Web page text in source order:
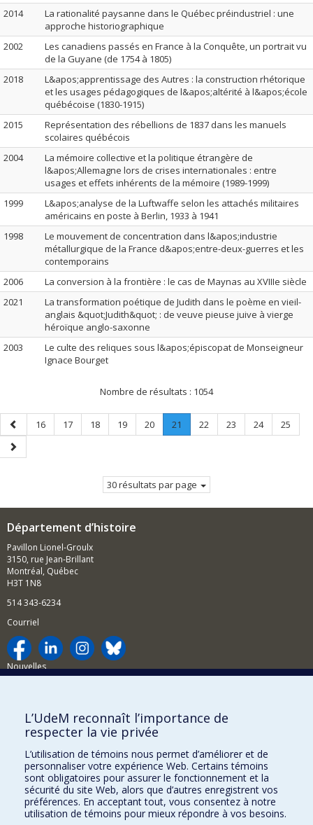
2014
La rationalité paysanne dans le Québec préindustriel : une
approche historiographique
2002
Les canadiens passés en France à la Conquête, un portrait vu
de la Guyane (de 1754 à 1805)
2018
L&apos;apprentissage des Autres : la construction rhétorique
et les usages pédagogiques de l&apos;altérité à l&apos;école
québécoise (1830-1915)
2015
Représentation des rébellions de 1837 dans les manuels
scolaires québécois
2004
La mémoire collective et la politique étrangère de
l&apos;Allemagne lors de crises internationales : entre
usages et effets inhérents de la mémoire (1989-1999)
1999
L&apos;analyse de la Luftwaffe selon les attachés militaires
américains en poste à Berlin, 1933 à 1941
1998
Le mouvement de concentration dans l&apos;industrie
métallurgique de la France d&apos;entre-deux-guerres et les
contemporains
2006
La conversion à la frontière : le cas de Maynas au XVIIIe siècle
2021
La transformation poétique de Judith dans le poème en vieil-
anglais &quot;Judith&quot; : de veuve pieuse juive à vierge
héroïque anglo-saxonne
2003
Le culte des reliques sous l&apos;épiscopat de Monseigneur
Ignace Bourget
Nombre de résultats : 1054
Page
précédente
Page
16 Page
17 Page
18 Page
19 Page
20 Page
21
Page
Page
22 Page
23 Page
24 Page
25
Page
suivante
30 résultats par page
Département d’histoire
Pavillon Lionel-Groulx
3150, rue Jean-Brillant
Montréal, Québec
H3T 1N8
514 343-6234
Courriel
Nouvelles
Comment soutenir le Département?
BESOIN D'AIDE?
Plan du site
Signaler une erreur
Accessibilité
FACULTÉ DES ARTS ET DES SCIENCES
L’UdeM reconnaît l’importance de
respecter la vie privée
L’utilisation de témoins nous permet d’améliorer et de
personnaliser votre expérience Web. Certains témoins
sont obligatoires pour assurer le fonctionnement et la
sécurité du site Web, alors que d’autres enregistrent vos
préférences. En acceptant tout, vous consentez à notre
utilisation de témoins pour mieux répondre à vos besoins.